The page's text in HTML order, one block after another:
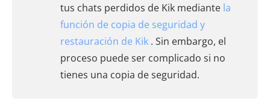
tus chats perdidos de Kik mediante la
función de copia de seguridad y
restauración de Kik . Sin embargo, el
proceso puede ser complicado si no
tienes una copia de seguridad.